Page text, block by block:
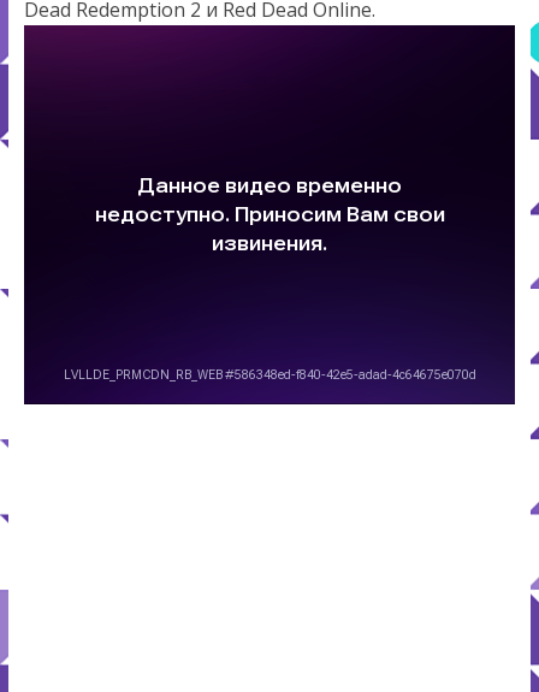
Dead Redemption 2 и Red Dead Online.